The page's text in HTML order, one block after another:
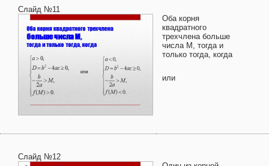
Слайд №11
Оба корня
квадратного
трехчлена больше
числа М, тогда и
только тогда, когда
или
Слайд №12